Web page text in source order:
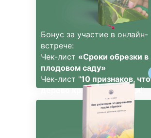
Бонус за участие в онлайн-
встрече:
Чек-лист «Сроки обрезки в
плодовом саду»
Чек-лист "10 признаков, что
дерево кричит о помощи"